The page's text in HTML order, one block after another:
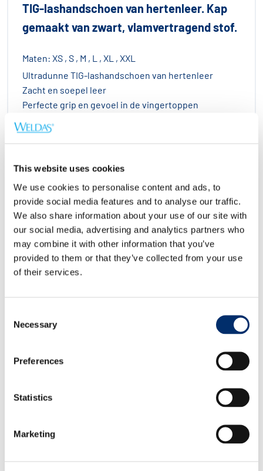
This website uses cookies
We use cookies to personalise content and ads, to
provide social media features and to analyse our traffic.
We also share information about your use of our site with
our social media, advertising and analytics partners who
may combine it with other information that you’ve
provided to them or that they’ve collected from your use
of their services.
Selection
Necessary
Preferences
Statistics
Marketing
TIG-lashandschoen van hertenleer. Kap
gemaakt van zwart, vlamvertragend stof.
Maten: XS , S , M , L , XL , XXL
Ultradunne TIG-lashandschoen van hertenleer
Zacht en soepel leer
Perfecte grip en gevoel in de vingertoppen
Kap van flexibele, vlamvertragende stof
KEVLAR
EN407
411X4X
EN388
1122X
SOFTouch